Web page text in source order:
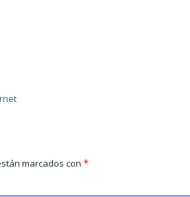
marcados con*